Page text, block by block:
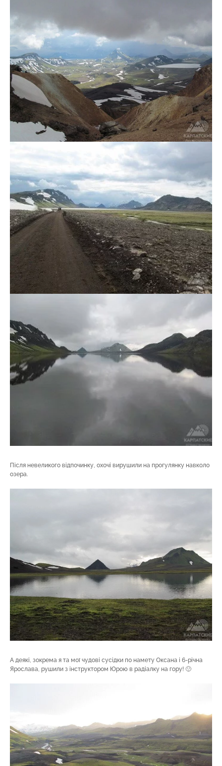
Після невеликого відпочинку, охочі вирушили на прогулянку навколо
озера.
А деякі, зокрема я та мої чудові сусідки по намету Оксана і 6-річна
Ярослава, рушили з інструктором Юрою в радіалку на гору! 🙂